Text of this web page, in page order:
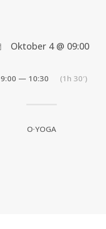
Oktober 4 @ 09:00
— 10:30 (1h 30′)
O·YOGA